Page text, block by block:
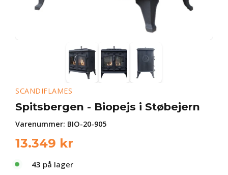
SCANDIFLAMES
Spitsbergen - Biopejs i Støbejern
Varenummer: BIO-20-905
13.349 kr
43 på lager